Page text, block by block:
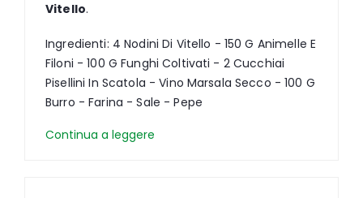
Vitello.
Ingredienti: 4 Nodini Di Vitello - 150 G Animelle E
Filoni - 100 G Funghi Coltivati - 2 Cucchiai
Pisellini In Scatola - Vino Marsala Secco - 100 G
Burro - Farina - Sale - Pepe
Continua a leggere